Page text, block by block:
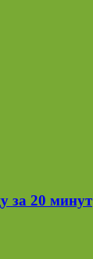
за 20 минут